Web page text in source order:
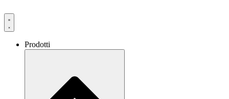
Prodotti